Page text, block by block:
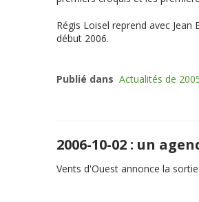
Régis Loisel reprend avec Jean
début 2006.
Publié dans Actualités de
2006-10-02 : un
Vents d'Ouest annonce la